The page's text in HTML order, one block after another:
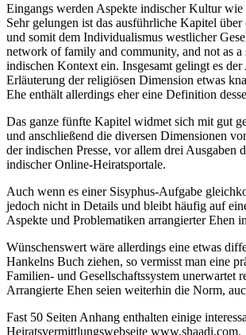
Eingangs werden Aspekte indischer Kultur wie
Sehr gelungen ist das ausführliche Kapitel
und somit dem Individualismus westlicher
network of family and community, and not as
indischen Kontext ein. Insgesamt gelingt es
Erläuterung der religiösen Dimension etwas
Ehe enthält allerdings eher eine Definition
Das ganze fünfte Kapitel widmet sich mit gut
und anschließend die diversen Dimensionen
der indischen Presse, vor allem drei
indischer Online-Heiratsportale.
Auch wenn es einer Sisyphus-Aufgabe
jedoch nicht in Details und bleibt häufig auf
Aspekte und Problematiken arrangierter Ehen
Wünschenswert wäre allerdings eine etwas
Hankelns Buch ziehen, so vermisst man eine
Familien- und Gesellschaftssystem unerwartet
Arrangierte Ehen seien weiterhin die Norm,
Fast 50 Seiten Anhang enthalten einige
Heiratsvermittlungswebseite www.shaadi.com.